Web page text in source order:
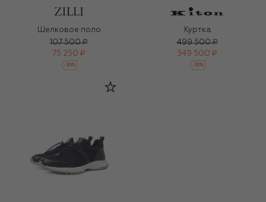
Шелковое поло
107 500 ₽
75 250 ₽
-30%
Куртка
499 500 ₽
349 500 ₽
-30%